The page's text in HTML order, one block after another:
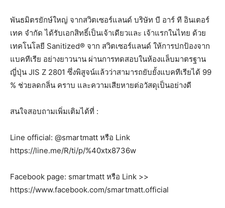
พันธมิตรยักษ์ใหญ่ จากสวิตเซอร์แลนด์ บริษัท บี อาร์ ที อินเตอร์
เทค จำกัด ได้รับเอกสิทธิ์เป็นเจ้าเดียวและ เจ้าแรกในไทย ด้วย
เทคโนโลยี Sanitized® จาก สวิตเซอร์แลนด์ ให้การปกป้องจาก
แบคทีเรีย อย่างยาวนาน ผ่านการทดสอบในห้องแล็บมาตรฐาน
ญี่ปุ่น JIS Z 2801 ซึ่งพิสูจน์แล้วว่าสามารถยับยั้งแบคทีเรียได้ 99
% ช่วยลดกลิ่น คราบ และความเสียหายต่อวัสดุเป็นอย่างดี
สนใจสอบถามเพิ่มเติมได้ที่ :
Line official: @smartmatt หรือ Link
https://line.me/R/ti/p/%40xtx8736w
Facebook page: smartmatt หรือ Link >>
https://www.facebook.com/smartmatt.official